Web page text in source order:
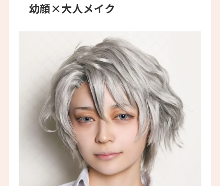
幼顔×大人メイク